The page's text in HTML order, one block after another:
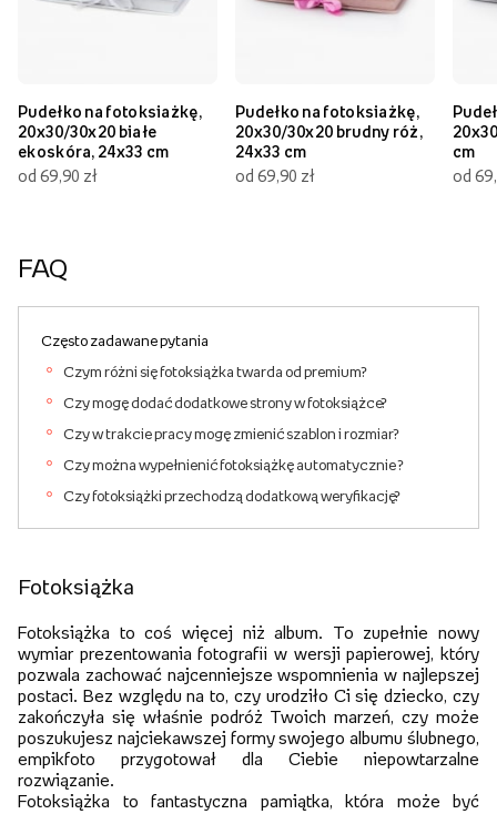
Pudełko na fotoksiażkę,
20x30/30x20 białe
ekoskóra, 24x33 cm
od 69,90 zł
Pudełko na fotoksiażkę,
20x30/30x20 brudny róż,
24x33 cm
od 69,90 zł
cm
od
FAQ
Często zadawane pytania
Czym różni się fotoksiążka twarda od premium?
Czy mogę dodać dodatkowe strony w fotoksiążce?
Czy w trakcie pracy mogę zmienić szablon i rozmiar?
Czy można wypełnienić fotoksiążkę automatycznie ?
Czy fotoksiążki przechodzą dodatkową weryfikację?
Fotoksiążka
Fotoksiążka to coś więcej niż album. To zupełnie nowy
wymiar prezentowania fotografii w wersji papierowej, który
pozwala zachować najcenniejsze wspomnienia w najlepszej
postaci. Bez względu na to, czy urodziło Ci się dziecko, czy
zakończyła się właśnie podróż Twoich marzeń, czy może
poszukujesz najciekawszej formy swojego albumu ślubnego,
empikfoto przygotował dla Ciebie niepowtarzalne
rozwiązanie.
Fotoksiążka to fantastyczna pamiątka, która może być